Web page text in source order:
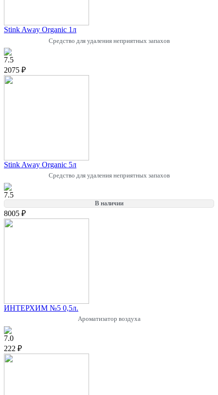
Stink Away Organic 1л
Средство для удаления неприятных запахов
7.5
2075 ₽
Stink Away Organic 5л
Средство для удаления неприятных запахов
7.5
В наличии
8005 ₽
ИНТЕРХИМ №5 0,5л.
Ароматизатор воздуха
7.0
222 ₽